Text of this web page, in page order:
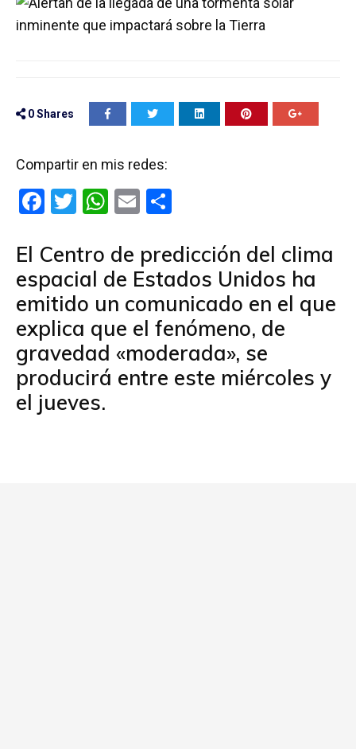
0Shares
Compartir en mis redes:
F
ce
b
o
o
k
T
tt
er
W
at
s
A
p
p
E
ail m
p
ar
tir
El Centro de predicción del clima
espacial de Estados Unidos ha
emitido un comunicado en el que
explica que el fenómeno, de
gravedad «moderada», se
producirá entre este miércoles y
el jueves.